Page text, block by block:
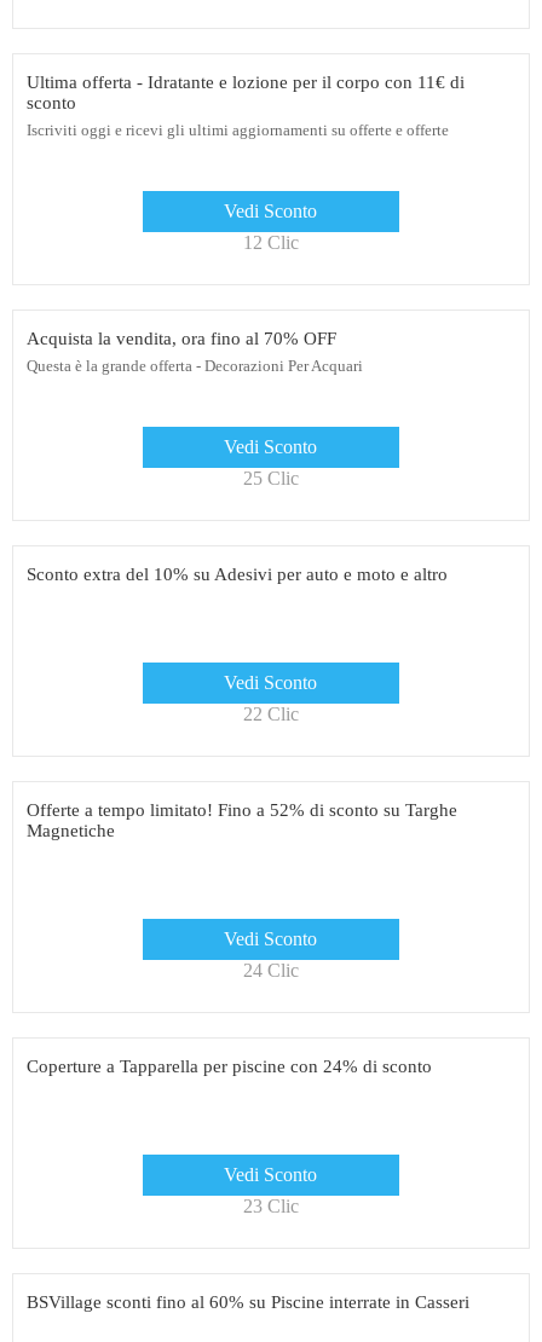
Ultima offerta - Idratante e lozione per il corpo con 11€ di
sconto
Iscriviti oggi e ricevi gli ultimi aggiornamenti su offerte e offerte
Vedi Sconto
12 Clic
Acquista la vendita, ora fino al 70% OFF
Questa è la grande offerta - Decorazioni Per Acquari
Vedi Sconto
25 Clic
Sconto extra del 10% su Adesivi per auto e moto e altro
Vedi Sconto
22 Clic
Offerte a tempo limitato! Fino a 52% di sconto su Targhe
Magnetiche
Vedi Sconto
24 Clic
Coperture a Tapparella per piscine con 24% di sconto
Vedi Sconto
23 Clic
BSVillage sconti fino al 60% su Piscine interrate in Casseri